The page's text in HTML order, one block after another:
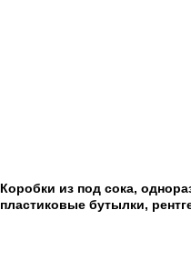
Коробки из под сока,
пластиковые бутылки,